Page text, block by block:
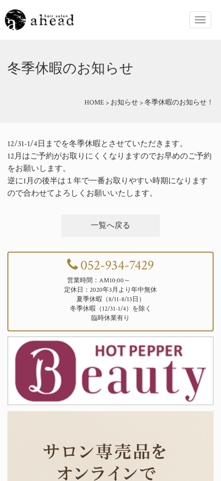
冬季休暇のお知らせ
HOME > お知らせ >冬季休暇のお知らせ！
12/31-1/4日までを冬季休暇とさせていただきます。
12月はご予約がお取りにくくなりますのでお早めのご予約
をお願いします。
逆に1月の後半は１年で一番お取りやすい時期になります
ので合わせてよろしくお願いいたします。
一覧へ戻る
052-934-7429
営業時間：AM10:00～
定休日：2020年3月より年中無休
夏季休暇（8/11-8/13日）
冬季休暇（12/31-1/4）を除く
臨時休業有り